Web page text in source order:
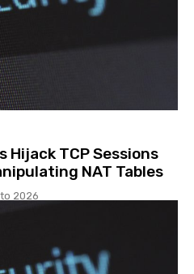
Hijack TCP Sessions
NAT Tables
2026